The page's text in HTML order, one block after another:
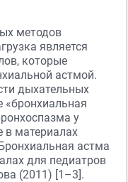
методов
является
которые
астмой.
дыхательных
«бронхиальная
у
в материалах
астма
для педиатров
(2011) [1–3].